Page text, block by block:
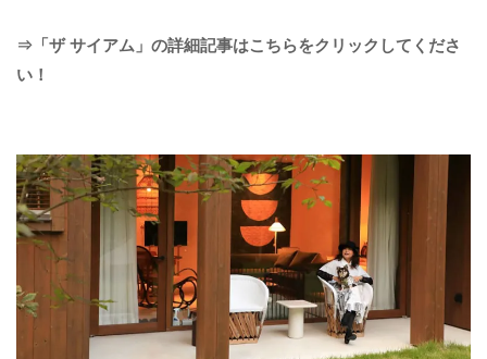
⇒「ザ サイアム」の詳細記事はこちらをクリックしてくださ
い！